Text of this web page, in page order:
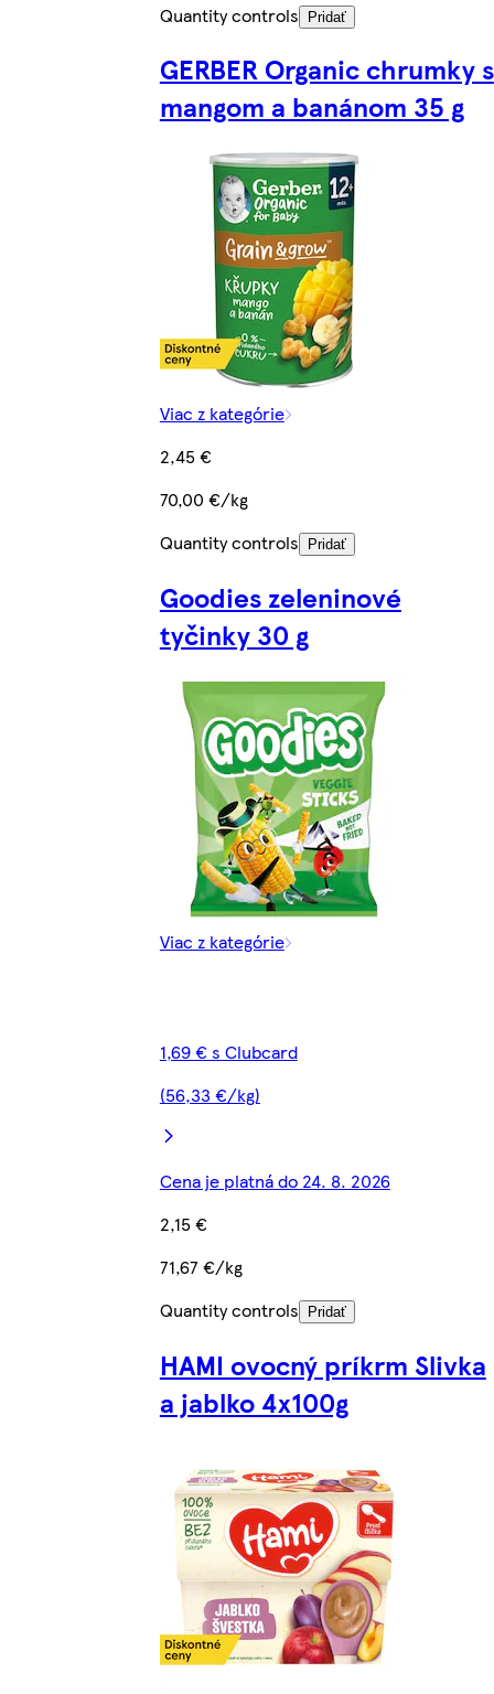
Quantity controls
Pridať
GERBER Organic chrumky s
mangom a banánom 35 g
Viac z kategórie
2,45 €
70,00 €/kg
Quantity controls
Pridať
Goodies zeleninové
tyčinky 30 g
Viac z kategórie
1,69 € s Clubcard
(56,33 €/kg)
Cena je platná do 24. 8. 2026
2,15 €
71,67 €/kg
Quantity controls
Pridať
HAMI ovocný príkrm Slivka
a jablko 4x100g